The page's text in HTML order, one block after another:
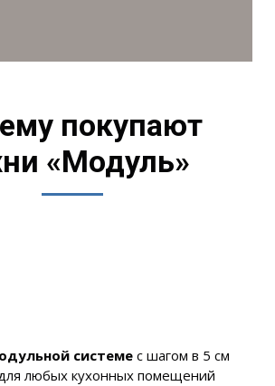
покупают
«Модуль»
системе с шагом в 5 см
любых кухонных помещений